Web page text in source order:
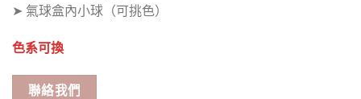
➤ 氣球盒內小球（可挑色）
色系可換
聯絡我們